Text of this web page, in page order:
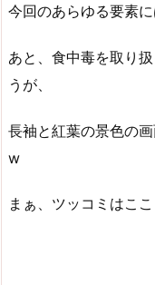
今回のあらゆる要素に
あと、食中毒を取り
うが、
長袖と紅葉の景色の
w
まぁ、ツッコミはこ